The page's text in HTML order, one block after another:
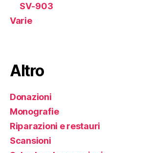
SV-903
Varie
Altro
Donazioni
Monografie
Riparazioni e restauri
Scansioni